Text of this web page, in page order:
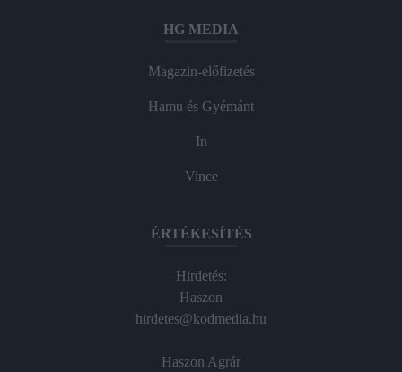
HG MEDIA
Magazin-előfizetés
Hamu és Gyémánt
In
Vince
ÉRTÉKESÍTÉS
Hirdetés:
Haszon
hirdetes@kodmedia.hu
Haszon Agrár